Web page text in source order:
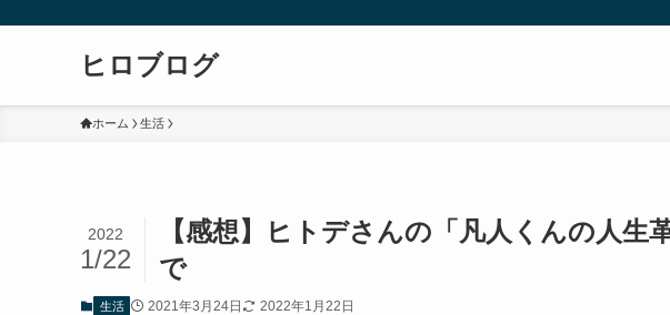
ヒロブログ
ホーム 生活
【感想】ヒトデさんの「凡人くんの人生
で
2022
1/22
生活 2021年3月24日 2022年1月22日